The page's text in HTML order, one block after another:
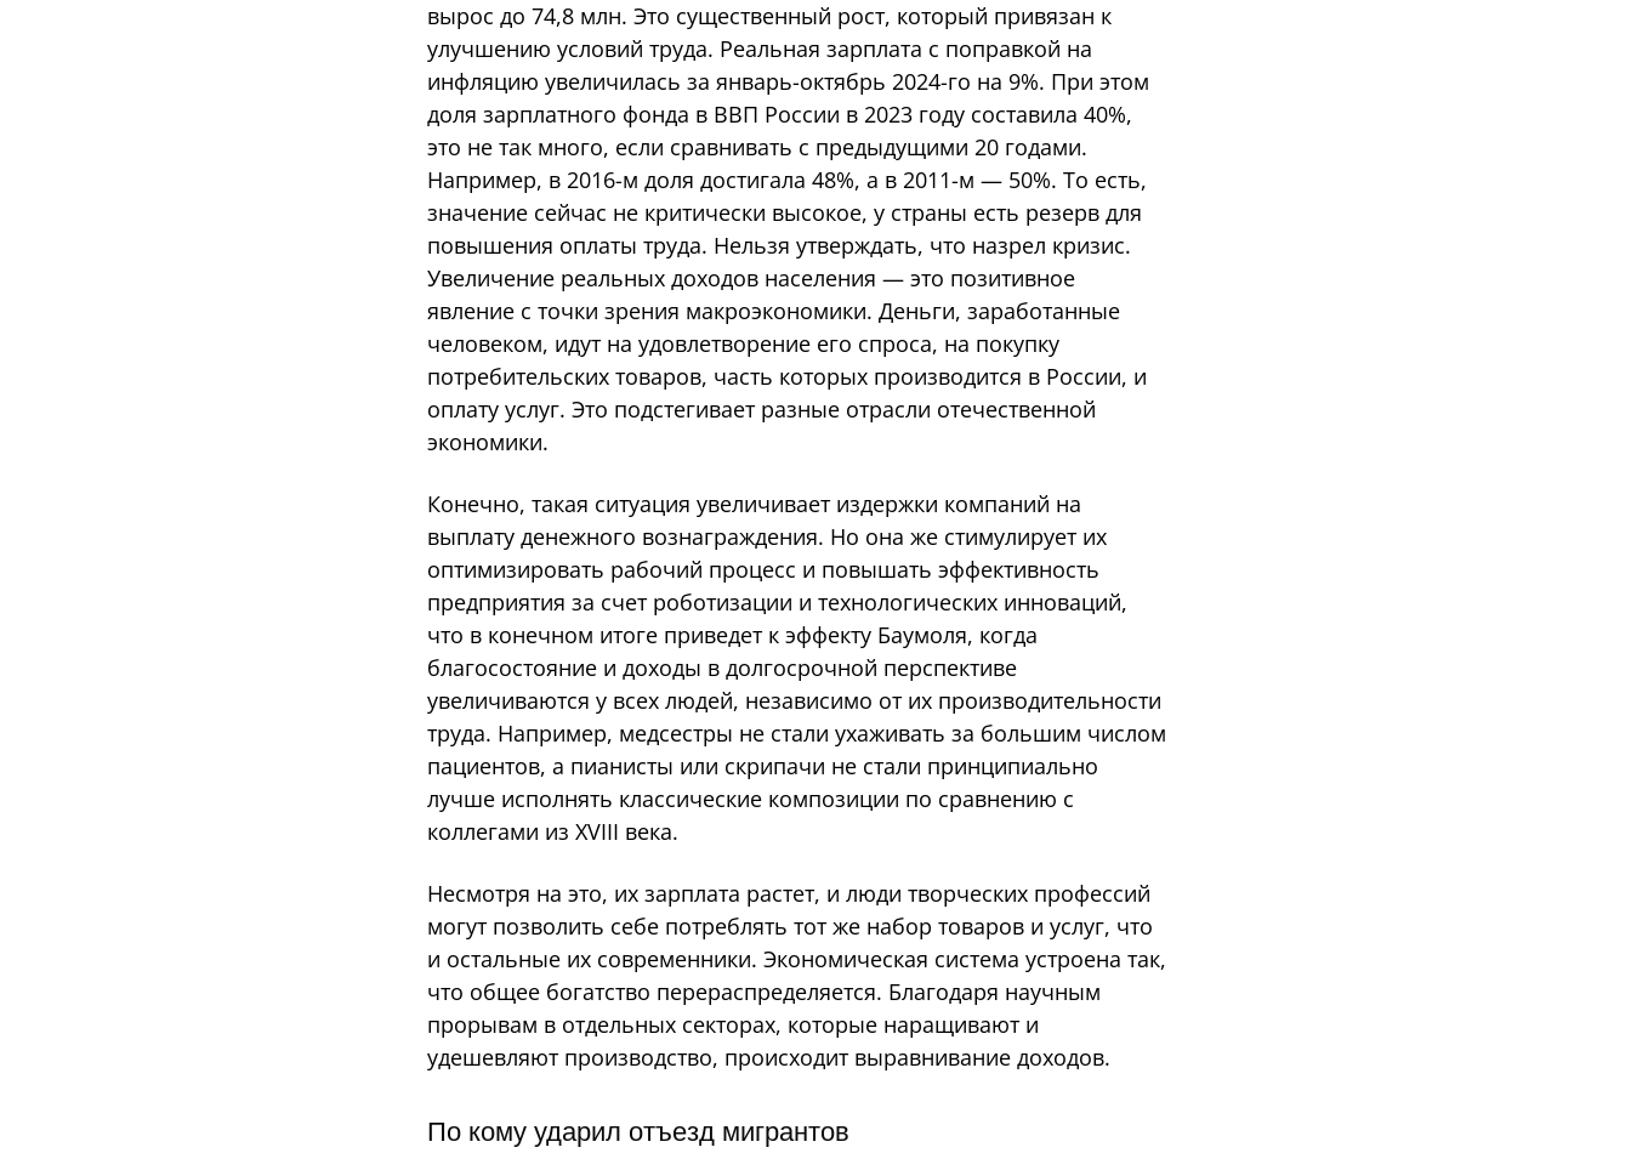
вырос до 74,8 млн. Это существенный рост, который привязан к
улучшению условий труда. Реальная зарплата с поправкой на
инфляцию увеличилась за январь-октябрь 2024-го на 9%. При этом
доля зарплатного фонда в ВВП России в 2023 году составила 40%,
это не так много, если сравнивать с предыдущими 20 годами.
Например, в 2016-м доля достигала 48%, а в 2011-м — 50%. То есть,
значение сейчас не критически высокое, у страны есть резерв для
повышения оплаты труда. Нельзя утверждать, что назрел кризис.
Увеличение реальных доходов населения — это позитивное
явление с точки зрения макроэкономики. Деньги, заработанные
человеком, идут на удовлетворение его спроса, на покупку
потребительских товаров, часть которых производится в России, и
оплату услуг. Это подстегивает разные отрасли отечественной
экономики.
Конечно, такая ситуация увеличивает издержки компаний на
выплату денежного вознаграждения. Но она же стимулирует их
оптимизировать рабочий процесс и повышать эффективность
предприятия за счет роботизации и технологических инноваций,
что в конечном итоге приведет к эффекту Баумоля, когда
благосостояние и доходы в долгосрочной перспективе
увеличиваются у всех людей, независимо от их производительности
труда. Например, медсестры не стали ухаживать за большим числом
пациентов, а пианисты или скрипачи не стали принципиально
лучше исполнять классические композиции по сравнению с
коллегами из XVIII века.
Несмотря на это, их зарплата растет, и люди творческих профессий
могут позволить себе потреблять тот же набор товаров и услуг, что
и остальные их современники. Экономическая система устроена так,
что общее богатство перераспределяется. Благодаря научным
прорывам в отдельных секторах, которые наращивают и
удешевляют производство, происходит выравнивание доходов.
По кому ударил отъезд мигрантов